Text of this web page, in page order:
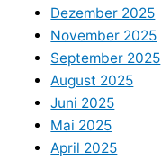
Dezember 2025
November 2025
September 2025
August 2025
Juni 2025
Mai 2025
April 2025